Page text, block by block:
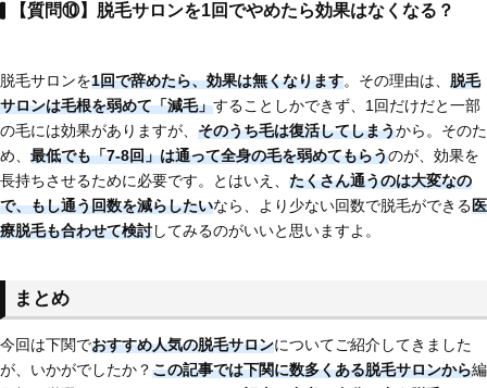
【質問⑩】脱毛サロンを1回でやめたら効果はなくなる？
脱毛サロンを1回で辞めたら、効果は無くなります。その理由は、 脱毛
サロンは毛根を弱めて「減毛」することしかできず、1回だけだと一部
の毛には効果がありますが、 そのうち毛は復活してしまうから。そのた
め、 最低でも「7-8回」は通って全身の毛を弱めてもらうのが、効果を
長持ちさせるために必要です。とはいえ、 たくさん通うのは大変なの
で、もし通う回数を減らしたいなら、より少ない回数で脱毛ができる医
療脱毛も合わせて検討してみるのがいいと思いますよ。
まとめ
今回は下関でおすすめ人気の脱毛サロンについてご紹介してきました
が、いかがでしたか？この記事では下関に数多くある脱毛サロンから編